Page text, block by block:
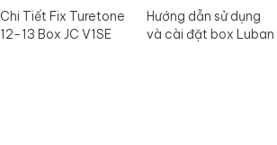
Chi Tiết Fix Turetone
12-13 Box JC V1SE
Hướng dẫn sử dụng
và cài đặt box Luban